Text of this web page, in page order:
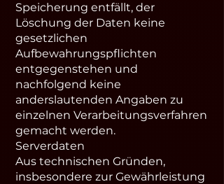
Speicherung entfällt, der
Löschung der Daten keine
gesetzlichen
Aufbewahrungspflichten
entgegenstehen und
nachfolgend keine
anderslautenden Angaben zu
einzelnen Verarbeitungsverfahren
gemacht werden.
Serverdaten
Aus technischen Gründen,
insbesondere zur Gewährleistung